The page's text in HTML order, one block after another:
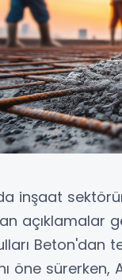
inşaat
açıklamalar
Beton'dan
öne